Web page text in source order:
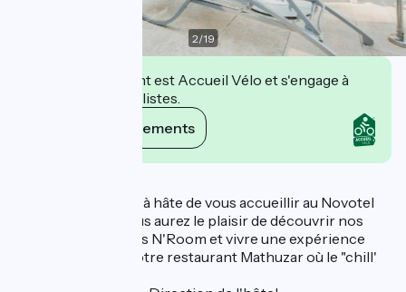
2/19
Cet établissement est Accueil Vélo et s'engage à
accueillir des cyclistes.
Voir ses engagements
"Toute mon équipe à hâte de vous accueillir au Novotel
Valence Sud où vous aurez le plaisir de découvrir nos
chambres rénovées N'Room et vivre une expérience
inoubliable dans notre restaurant Mathuzar où le "chill'